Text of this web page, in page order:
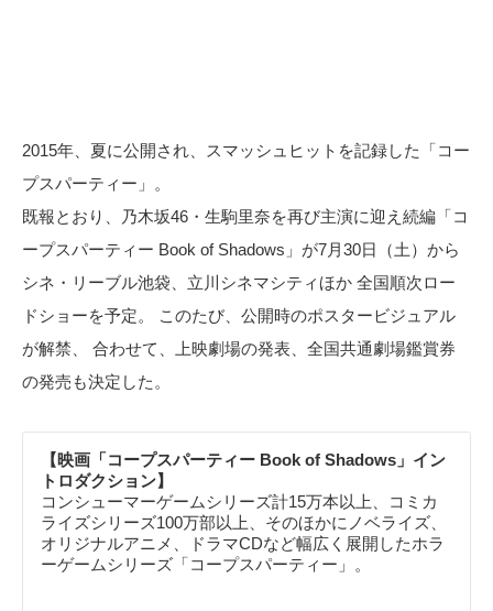
2015年、夏に公開され、スマッシュヒットを記録した「コー
プスパーティー」。
既報とおり、乃木坂46・生駒里奈を再び主演に迎え続編「コ
ープスパーティー Book of Shadows」が7月30日（土）から
シネ・リーブル池袋、立川シネマシティほか 全国順次ロー
ドショーを予定。 このたび、公開時のポスタービジュアル
が解禁、 合わせて、上映劇場の発表、全国共通劇場鑑賞券
の発売も決定した。
【映画「コープスパーティー Book of Shadows」イン
トロダクション】
コンシューマーゲームシリーズ計15万本以上、コミカ
ライズシリーズ100万部以上、そのほかにノベライズ、
オリジナルアニメ、ドラマCDなど幅広く展開したホラ
ーゲームシリーズ「コープスパーティー」。